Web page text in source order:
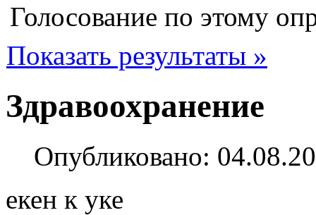
Голосование по этому
Показать результаты »
Здравоохранение
Опубликовано:
екен к уке